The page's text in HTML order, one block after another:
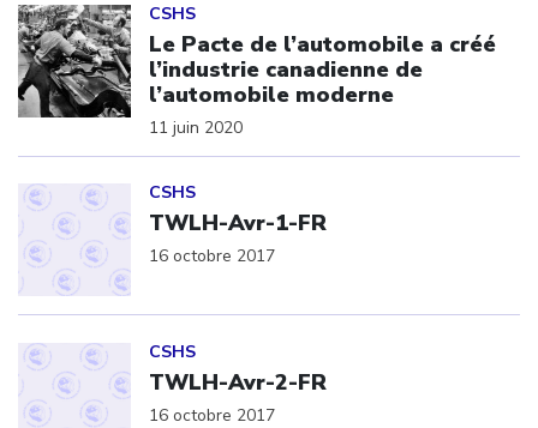
CSHS
Le Pacte de l’automobile a créé
l’industrie canadienne de
l’automobile moderne
11 juin 2020
CSHS
TWLH-Avr-1-FR
16 octobre 2017
CSHS
TWLH-Avr-2-FR
16 octobre 2017